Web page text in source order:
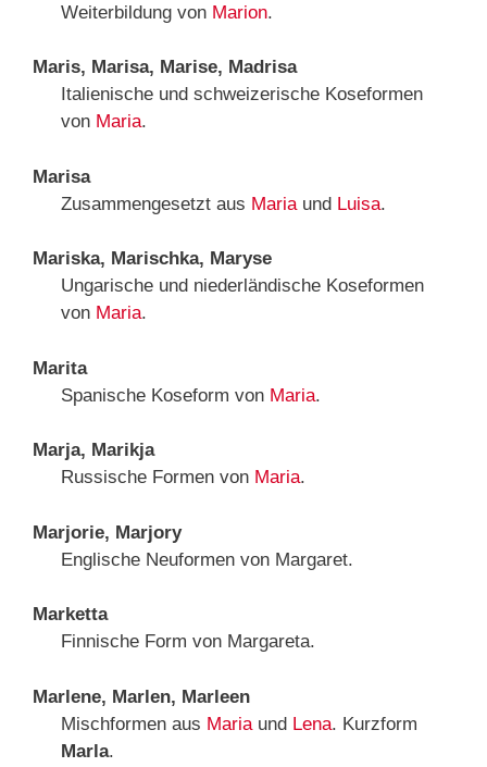
Weiterbildung von Marion.
Maris, Marisa, Marise, Madrisa
Italienische und schweizerische Koseformen
von Maria.
Marisa
Zusammengesetzt aus Mariaund Luisa.
Mariska, Marischka, Maryse
Ungarische und niederländische Koseformen
von Maria.
Marita
Spanische Koseform von Maria.
Marja, Marikja
Russische Formen von Maria.
Marjorie, Marjory
Englische Neuformen von Margaret.
Marketta
Finnische Form von Margareta.
Marlene, Marlen, Marleen
Mischformen aus Mariaund Lena. Kurzform
Marla.